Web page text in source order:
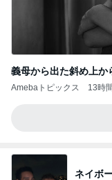
義母から出た斜め上か
Amebaトピックス 13時
ネイボ